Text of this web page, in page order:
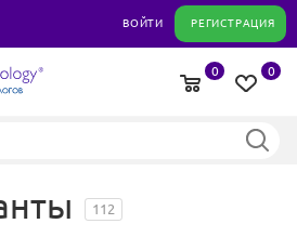
ВОЙТИ РЕГИСТРАЦИЯ
0
0
112